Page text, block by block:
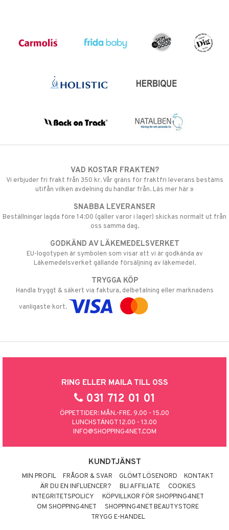
VAD KOSTAR FRAKTEN?
Vi erbjuder fri frakt från 350 kr. Vår gräns för fraktfri leverans bestäms
utifån vilken avdelning du handlar från. Läs mer här »
SNABBA LEVERANSER
Beställningar lagda före 14:00 (gäller varor i lager) skickas normalt ut från
oss samma dag.
GODKÄND AV LÄKEMEDELSVERKET
EU-logotypen är symbolen som visar att vi är godkända av
Läkemedelsverket gällande försäljning av läkemedel.
TRYGGA KÖP
Handla tryggt & säkert via faktura, delbetalning eller marknadens
vanligaste kort.
RING ELLER MAILA TILL OSS
031 712 01 01
ÖPPETTIDER: MÅN.-FRE. 9.00 - 15.00
LUNCHSTÄNGT 12.00 - 13.00
INFO@SHOPPING4NET.COM
KUNDTJÄNST
MIN PROFIL FRÅGOR & SVAR GLÖMT LÖSENORD
KONTAKT
ÄR DU EN INFLUENCER?
BLI AFFILIATE
COOKIES
INTEGRITETSPOLICY
KÖPVILLKOR FÖR SHOPPING4NET
OM SHOPPING4NET
SHOPPING4NET BEAUTYSTORE
TRYGG E-HANDEL